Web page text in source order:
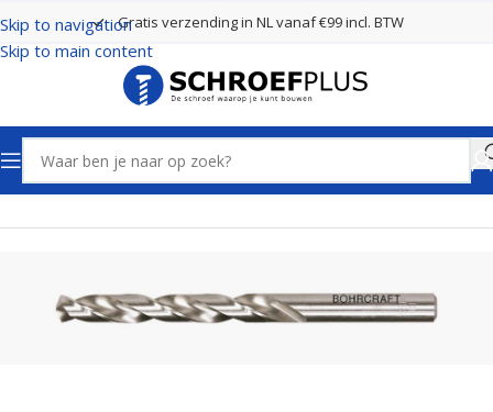
Skip to navigation
Skip to main content
Gratis verzending in NL vanaf €99 incl. BTW
Home Boren Spiraalboren